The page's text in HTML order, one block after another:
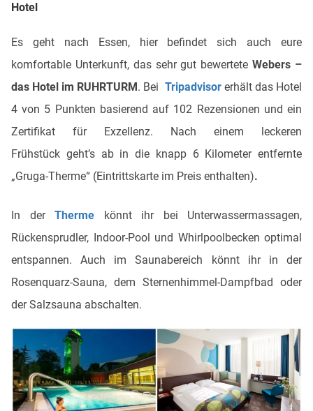
Hotel
Es geht nach Essen, hier befindet sich auch eure
komfortable Unterkunft, das sehr gut bewertete Webers –
das Hotel im RUHRTURM. Bei Tripadvisorerhält das Hotel
4 von 5 Punkten basierend auf 102 Rezensionen und ein
Zertifikat für Exzellenz. Nach einem leckeren
Frühstück geht’s ab in die knapp 6 Kilometer entfernte
„Gruga-Therme“ (Eintrittskarte im Preis enthalten).
In der Therme könnt ihr bei Unterwassermassagen,
Rückensprudler, Indoor-Pool und Whirlpoolbecken optimal
entspannen. Auch im Saunabereich könnt ihr in der
Rosenquarz-Sauna, dem Sternenhimmel-Dampfbad oder
der Salzsauna abschalten.